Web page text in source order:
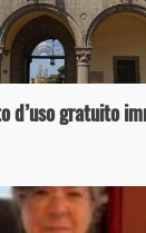
d’uso gratuito